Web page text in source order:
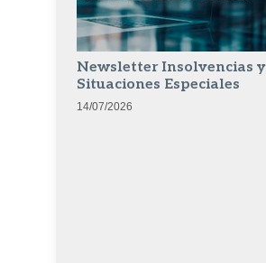
Newsletter Insolvencias y
Situaciones Especiales
14/07/2026